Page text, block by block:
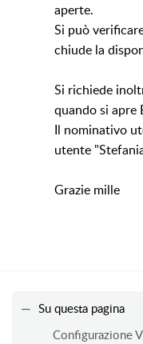
aperte.
Si può
chiude la
Si richiede
quando si apre
Il nominativo
utente
Grazie mille
Su questa pagina
Configurazione